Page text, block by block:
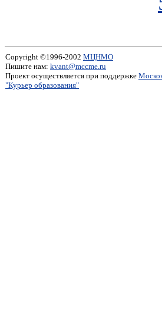
Copyright ©1996-2002 МЦНМО
Пишите нам: kvant@mccme.ru
Проект осуществляется при поддержке
"Курьер образования"